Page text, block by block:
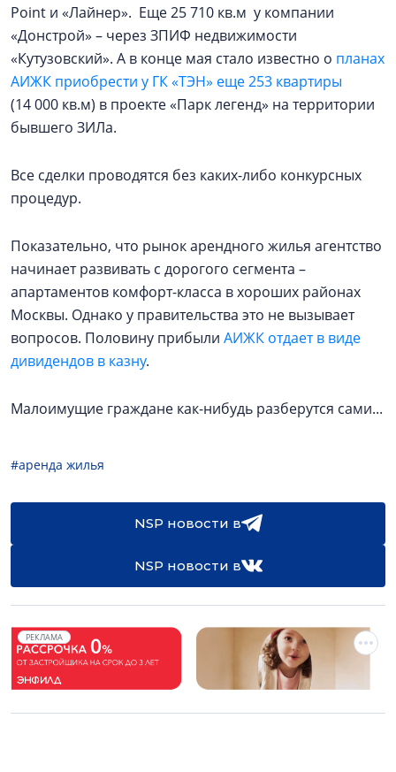
Point и «Лайнер». Еще 25 710 кв.м у компании
«Донстрой» – через ЗПИФ недвижимости
«Кутузовский». А в конце мая стало известно о планах
АИЖК приобрести у ГК «ТЭН» еще 253 квартиры
(14 000 кв.м) в проекте «Парк легенд» на территории
бывшего ЗИЛа.
Все сделки проводятся без каких-либо конкурсных
процедур.
Показательно, что рынок арендного жилья агентство
начинает развивать с дорогого сегмента –
апартаментов комфорт-класса в хороших районах
Москвы. Однако у правительства это не вызывает
вопросов. Половину прибыли АИЖК отдает в виде
дивидендов в казну.
Малоимущие граждане как-нибудь разберутся сами...
#аренда жилья
NSP новости в
NSP новости в
РЕКЛАМА